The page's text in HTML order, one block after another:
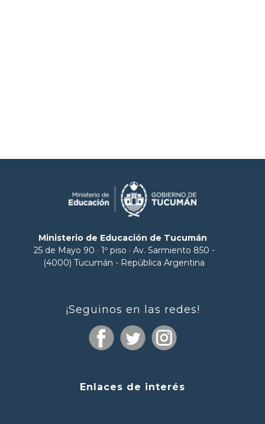
Ministerio de Educación de Tucumán
25 de Mayo 90 · 1º piso · Av. Sarmiento 850 -
(4000) Tucumán - República Argentina
¡Seguinos en las redes!
Enlaces de interés